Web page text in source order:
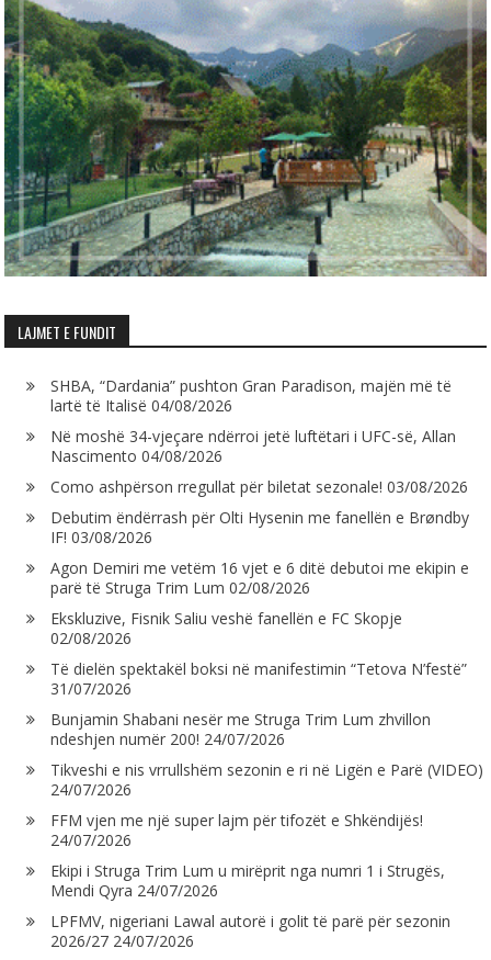
LAJMET E FUNDIT
SHBA, “Dardania” pushton Gran Paradison, majën më të
lartë të Italisë 04/08/2026
Në moshë 34-vjeçare ndërroi jetë luftëtari i UFC-së, Allan
Nascimento 04/08/2026
Como ashpërson rregullat për biletat sezonale! 03/08/2026
Debutim ëndërrash për Olti Hysenin me fanellën e Brøndby
IF! 03/08/2026
Agon Demiri me vetëm 16 vjet e 6 ditë debutoi me ekipin e
parë të Struga Trim Lum 02/08/2026
Ekskluzive, Fisnik Saliu veshë fanellën e FC Skopje
02/08/2026
Të dielën spektakël boksi në manifestimin “Tetova N’festë”
31/07/2026
Bunjamin Shabani nesër me Struga Trim Lum zhvillon
ndeshjen numër 200! 24/07/2026
Tikveshi e nis vrrullshëm sezonin e ri në Ligën e Parë (VIDEO)
24/07/2026
FFM vjen me një super lajm për tifozët e Shkëndijës!
24/07/2026
Ekipi i Struga Trim Lum u mirëprit nga numri 1 i Strugës,
Mendi Qyra 24/07/2026
LPFMV, nigeriani Lawal autorë i golit të parë për sezonin
2026/27 24/07/2026